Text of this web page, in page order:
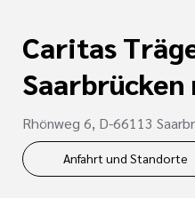
Leitung Zentrum für
Dennis Fuchs
Tel.: 0681-58805-373
d.fuchs@cts-mbh.de
Leiter Einkauf
Benedikt Hans
Tel.: 0681 58805 386
Leitung Logistik
Bonsignore Angelo
Caritas
Saarbrücken
Rhönweg 6, D-66113
Anfahrt und Standorte